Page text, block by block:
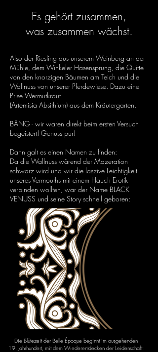
Es gehört zusammen,
was zusammen wächst.
Also der Riesling aus unserem Weinberg an der
Mühle, dem Winkeler Hasensprung, die Quitte
von den knorzigen Bäumen am Teich und die
Wallnuss von unserer Pferdewiese. Dazu eine
Prise Wermutkraut
(Artemisia Absithium) aus dem Kräutergarten.
BÄNG - wir waren direkt beim ersten Versuch
begeistert! Genuss pur!
Dann galt es einen Namen zu finden:
Da die Wallnuss wärend der Mazeration
schwarz wird und wir die laszive Leichtigkeit
unseres Vermouths mit einem Hauch Erotik
verbinden wollten, war der Name BLACK
VENUSS und seine Story schnell geboren:
Die Blütezeit der Belle Époque beginnt im ausgehenden
19. Jahrhundert, mit dem Wiederentdecken der Leidenschaft: